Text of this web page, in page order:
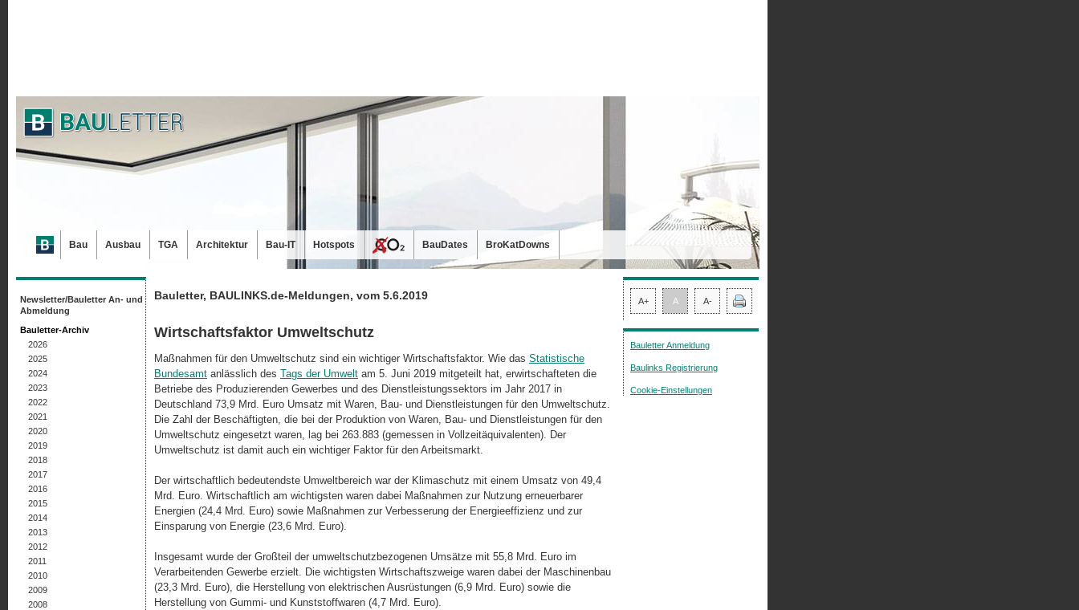
Bauletter, BAULINKS.de-Meldungen, vom 5.6.2019
Wirtschaftsfaktor Umweltschutz
Maßnahmen für den Umweltschutz sind ein wichtiger Wirtschaftsfaktor. Wie das Sta­tis­tische
Bundesamt anlässlich des Tags der Umwelt am 5. Juni 2019 mitgeteilt hat, er­wirt­schafteten die
Betriebe des Produzierenden Gewerbes und des Dienst­leis­tungs­sektors im Jahr 2017 in
Deutschland 73,9 Mrd. Euro Umsatz mit Waren, Bau- und Dienst­leistungen für den Umweltschutz.
Die Zahl der Beschäftigten, die bei der Pro­duk­tion von Waren, Bau- und Dienstleistungen für den
Umweltschutz eingesetzt waren, lag bei 263.883 (gemessen in Vollzeitäquivalenten). Der
Umweltschutz ist damit auch ein wichtiger Faktor für den Arbeitsmarkt.
Der wirtschaftlich bedeutendste Umweltbereich war der Klimaschutz mit einem Umsatz von 49,4
Mrd. Euro. Wirtschaftlich am wichtigsten waren dabei Maßnahmen zur Nut­zung erneuerbarer
Energien (24,4 Mrd. Euro) sowie Maßnahmen zur Verbesserung der Energieeffizienz und zur
Einsparung von Energie (23,6 Mrd. Euro).
Insgesamt wurde der Großteil der umweltschutzbezogenen Umsätze mit 55,8 Mrd. Euro im
Verarbeitenden Gewerbe erzielt. Die wichtigsten Wirtschaftszweige waren dabei der Maschinenbau
(23,3 Mrd. Euro), die Herstellung von elektrischen Aus­rüs­tungen (6,9 Mrd. Euro) sowie die
Herstellung von Gummi- und Kunststoffwaren (4,7 Mrd. Euro).
Newsletter/Bauletter An- und
Abmeldung
Bauletter-Archiv
2026
2025
2024
2023
2022
2021
2020
2019
2018
2017
2016
2015
2014
2013
2012
2011
2010
2009
2008
A+ A A-
Bauletter Anmeldung
Baulinks Registrierung
Cookie-Einstellungen
Bau Ausbau TGA Architektur Bau-IT Hotspots BauDates BroKatDowns